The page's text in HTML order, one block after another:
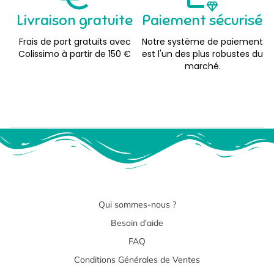
Livraison gratuite
Frais de port gratuits avec
Colissimo à partir de 150 €
Paiement sécurisé
Notre système de paiement
est l'un des plus robustes du
marché.
Qui sommes-nous ?
Besoin d'aide
FAQ
Conditions Générales de Ventes